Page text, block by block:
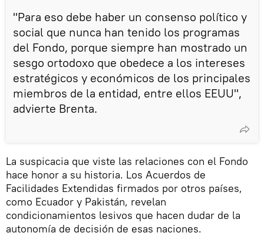
"Para eso debe haber un consenso político y
social que nunca han tenido los programas
del Fondo, porque siempre han mostrado un
sesgo ortodoxo que obedece a los intereses
estratégicos y económicos de los principales
miembros de la entidad, entre ellos EEUU",
advierte Brenta.
La suspicacia que viste las relaciones con el Fondo
hace honor a su historia. Los Acuerdos de
Facilidades Extendidas firmados por otros países,
como Ecuador y Pakistán, revelan
condicionamientos lesivos que hacen dudar de la
autonomía de decisión de esas naciones.